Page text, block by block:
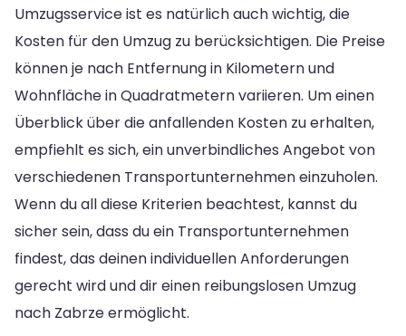
Umzugsservice ist es natürlich auch wichtig, die
Kosten für den Umzug zu berücksichtigen. Die Preise
können je nach Entfernung in Kilometern und
Wohnfläche in Quadratmetern variieren. Um einen
Überblick über die anfallenden Kosten zu erhalten,
empfiehlt es sich, ein unverbindliches Angebot von
verschiedenen Transportunternehmen einzuholen.
Wenn du all diese Kriterien beachtest, kannst du
sicher sein, dass du ein Transportunternehmen
findest, das deinen individuellen Anforderungen
gerecht wird und dir einen reibungslosen Umzug
nach Zabrze ermöglicht.